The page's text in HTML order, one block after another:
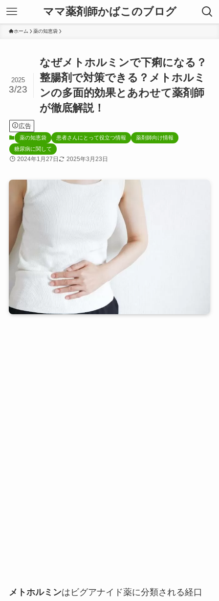
ママ薬剤師かばこのブログ
ホーム 薬の知恵袋
なぜメトホルミンで下痢になる？
整腸剤で対策できる？メトホルミ
ンの多面的効果とあわせて薬剤師
が徹底解説！
2025
3/23
広告
薬の知恵袋 患者さんにとって役立つ情報
薬剤師向け情報
糖尿病に関して
2024年1月27日 2025年3月23日
メトホルミンはビグアナイド薬に分類される経口